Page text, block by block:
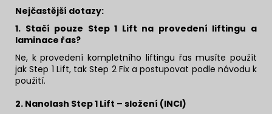
Nejčastější dotazy:
1. Stačí pouze Step 1 Lift na provedení liftingu a
laminace řas?
Ne, k provedení kompletního liftingu řas musíte použít
jak Step 1 Lift, tak Step 2 Fix a postupovat podle návodu k
použití.
2. Nanolash Step 1 Lift – složení (INCI)